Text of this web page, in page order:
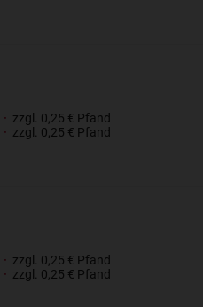
· zzgl. 0,25 € Pfand
· zzgl. 0,25 € Pfand
· zzgl. 0,25 € Pfand
· zzgl. 0,25 € Pfand